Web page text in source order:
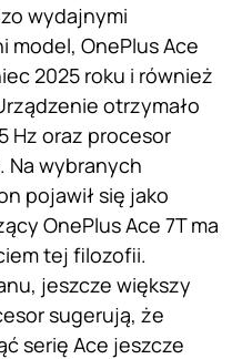
wydajnymi
model, OnePlus Ace
2025 roku i również
otrzymało
Hz oraz procesor
Na wybranych
pojawił się jako
OnePlus Ace 7T ma
tej filozofii.
jeszcze większy
sugerują, że
serię Ace jeszcze